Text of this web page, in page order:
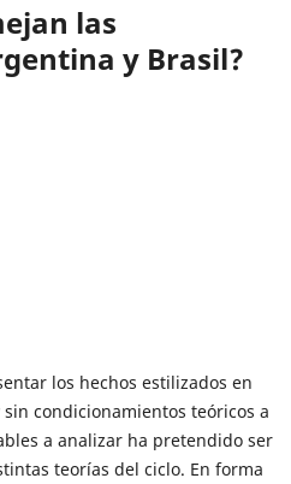
las
y Brasil?
los hechos estilizados en
condicionamientos teóricos a
a analizar ha pretendido ser
teorías del ciclo. En forma